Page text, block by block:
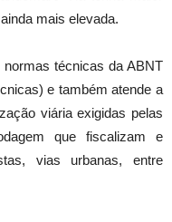
mais elevada.
técnicas da ABNT
e também atende a
viária exigidas pelas
que fiscalizam e
vias urbanas, entre